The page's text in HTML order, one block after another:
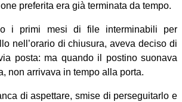
preferita era già terminata da tempo.
i primi mesi di file interminabili per
nell’orario di chiusura, aveva deciso di
posta: ma quando il postino suonava
non arrivava in tempo alla porta.
di aspettare, smise di perseguitarlo e